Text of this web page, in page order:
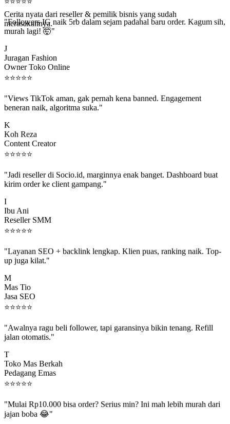
Cerita nyata dari reseller & pemilik bisnis yang sudah
merasakannya.
"Followers IG naik 5rb dalam sejam padahal baru order. Kagum sih,
murah lagi! 🤯"
Juragan Fashion
Owner Toko Online
⭐⭐⭐⭐ ⭐
beneran naik, algoritma suka."
Koh Reza
Content Creator
⭐⭐⭐⭐⭐
kirim order ke client gampang."
Ibu Ani
Reseller SMM
⭐⭐⭐⭐⭐
up juga kilat."
Mas Tio
Jasa SEO
⭐⭐⭐⭐⭐
jalan otomatis."
Toko Mas Berkah
Pedagang Emas
⭐⭐⭐⭐⭐
jajan boba 😂"